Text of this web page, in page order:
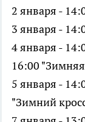
2 января -
3 января -
4 января -
16:00
5 января -
"Зимний